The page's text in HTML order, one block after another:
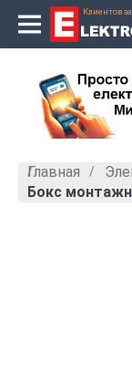
Клиентов
Главная »
Бокс